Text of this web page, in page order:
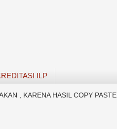
ILP
, KARENA HASIL COPY